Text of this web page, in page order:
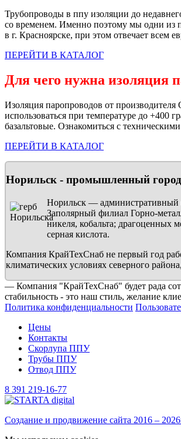
Трубопроводы в ппу изоляции до
со временем. Именно поэтому мы одни из
в г. Красноярске, при этом отвечает всем
ПЕРЕЙТИ В КАТАЛОГ
Для чего нужна изоляция
Изоляция паропроводов от
использоваться при температуре до +400
базальтовые. Ознакомиться с
ПЕРЕЙТИ В КАТАЛОГ
Норильск - промышленный
Норильск — административный
Заполярный филиал Горно-
никеля, кобальта; драгоценных
серная кислота.
Компания КрайТехСнаб не первый год
климатических условиях северного
— Компания "КрайТехСнаб" будет рада
стабильность - это наш стиль, желание
Политика конфиденциальности
Цены
Контакты
Скорлупа ППУ
Трубы ППУ
Отвод ППУ
8 391 219-16-77
Создание и продвижение сайта 2016 –